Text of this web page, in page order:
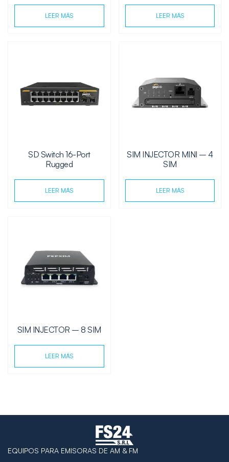
LEER MÁS LEER MÁS
SD Switch 16-Port
Rugged
LEER MÁS
SIM INJECTOR MINI – 4
SIM
LEER MÁS
SIM INJECTOR – 8 SIM
LEER MÁS
EQUIPOS PARA EMISORAS DE AM & FM